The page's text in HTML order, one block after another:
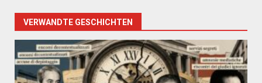
VERWANDTE GESCHICHTEN